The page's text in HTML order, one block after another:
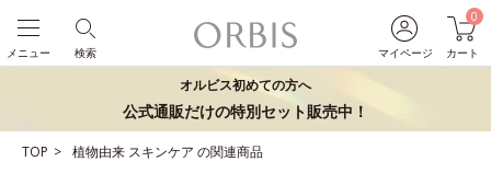
マイページ
0
カート
検索
メニュー
オルビス初めての方へ
公式通販だけの特別セット販売中！
TOP 植物由来 スキンケア の関連商品